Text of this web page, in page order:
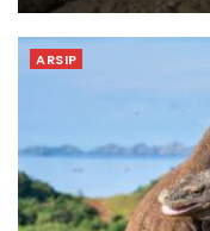
ARSIP